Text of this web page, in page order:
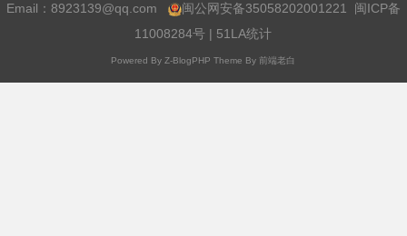
Email：8923139@qq.com 闽公网安备35058202001221
闽ICP备
11008284号 | 51LA统计
Powered By Z-BlogPHP Theme By前端老白